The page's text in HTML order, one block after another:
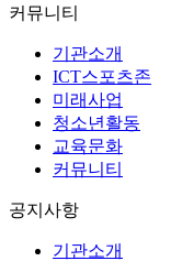
커뮤니티
기관소개
ICT스포츠존
미래사업
청소년활동
교육문화
커뮤니티
공지사항
기관소개